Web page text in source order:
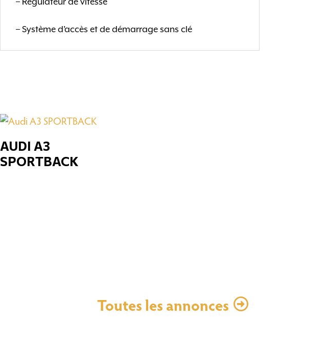
– Système d’accès et de démarrage sans clé
AUDI A3
SPORTBACK
Toutes les annonces